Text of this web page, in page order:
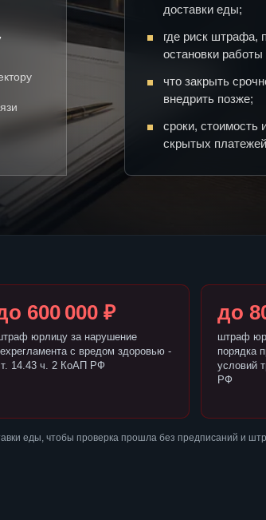
доставки еды;
где риск штрафа,
остановки работы
что закрыть
внедрить позже;
сроки, стоимость
скрытых
600 000 ₽
юрлицу за нарушение
с вредом здоровью -
14.43 ч. 2 КоАП РФ
до
штраф
порядка
условий
РФ
еды, чтобы проверка прошла без предписаний и